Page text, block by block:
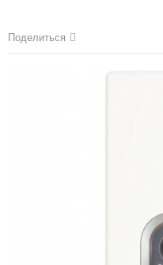
Поделиться